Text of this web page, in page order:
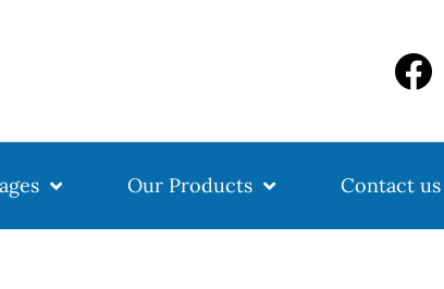
Our Products Contact us